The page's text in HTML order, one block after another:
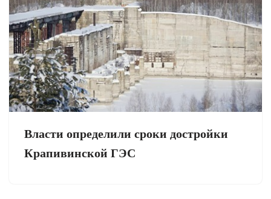
Власти определили сроки достройки
Крапивинской ГЭС